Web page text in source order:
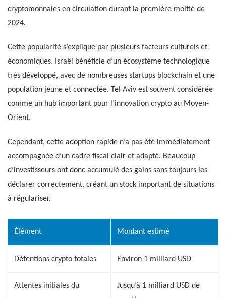
cryptomonnaies en circulation durant la première moitié de
2024.
Cette popularité s’explique par plusieurs facteurs culturels et
économiques. Israël bénéficie d’un écosystème technologique
très développé, avec de nombreuses startups blockchain et une
population jeune et connectée. Tel Aviv est souvent considérée
comme un hub important pour l’innovation crypto au Moyen-
Orient.
Cependant, cette adoption rapide n’a pas été immédiatement
accompagnée d’un cadre fiscal clair et adapté. Beaucoup
d’investisseurs ont donc accumulé des gains sans toujours les
déclarer correctement, créant un stock important de situations
à régulariser.
Élément Montant estimé
Détentions crypto totales Environ 1 milliard USD
Attentes initiales du
Jusqu’à 1 milliard USD de